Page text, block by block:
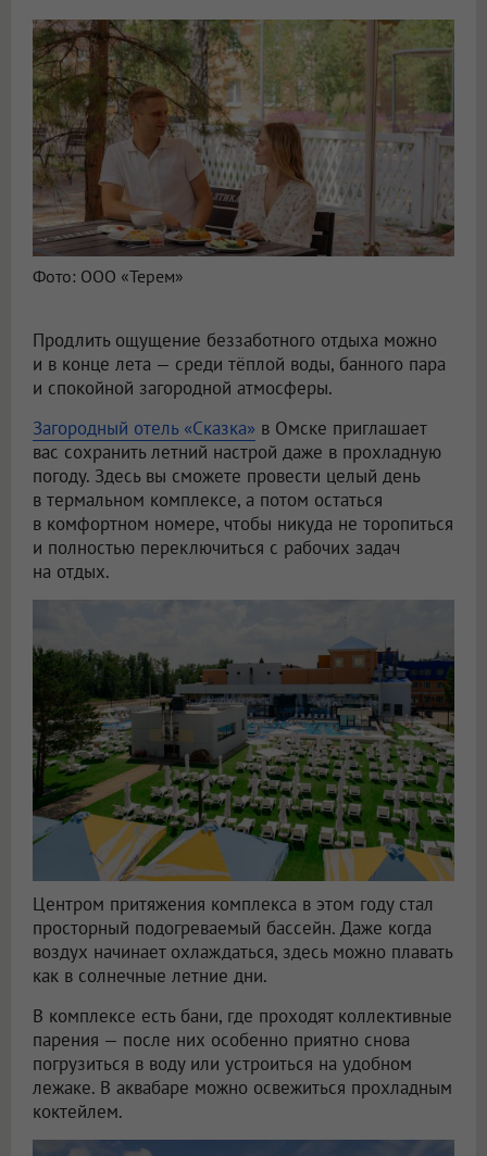
Фото: ООО «Терем»
Продлить ощущение беззаботного отдыха можно
и в конце лета — среди тёплой воды, банного пара
и спокойной загородной атмосферы.
Загородный отель «Сказка» в Омске приглашает
вас сохранить летний настрой даже в прохладную
погоду. Здесь вы сможете провести целый день
в термальном комплексе, а потом остаться
в комфортном номере, чтобы никуда не торопиться
и полностью переключиться с рабочих задач
на отдых.
Центром притяжения комплекса в этом году стал
просторный подогреваемый бассейн. Даже когда
воздух начинает охлаждаться, здесь можно плавать
как в солнечные летние дни.
В комплексе есть бани, где проходят коллективные
парения — после них особенно приятно снова
погрузиться в воду или устроиться на удобном
лежаке. В аквабаре можно освежиться прохладным
коктейлем.